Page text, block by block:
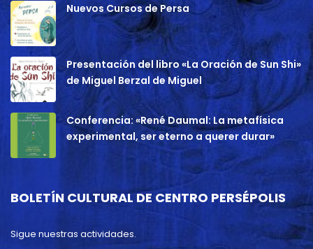
Nuevos Cursos de Persa
Presentación del libro «La Oración de Sun Shi»
de Miguel Berzal de Miguel
Conferencia: «René Daumal: La metafísica
experimental, ser eterno a querer durar»
BOLETÍN CULTURAL DE CENTRO PERSÉPOLIS
Sigue nuestras actividades.